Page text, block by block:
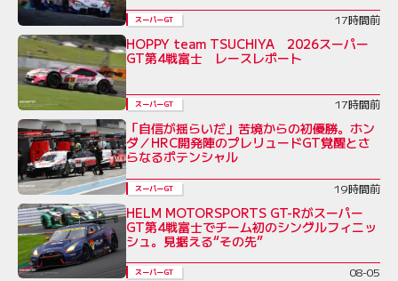
スーパーGT 17時間前
HOPPY team TSUCHIYA 2026スーパー
GT第4戦富士 レースレポート
スーパーGT 17時間前
「自信が揺らいだ」苦境からの初優勝。ホン
ダ／HRC開発陣のプレリュードGT覚醒とさ
らなるポテンシャル
スーパーGT 19時間前
HELM MOTORSPORTS GT-Rがスーパー
GT第4戦富士でチーム初のシングルフィニッ
シュ。見据える“その先”
スーパーGT 08-05